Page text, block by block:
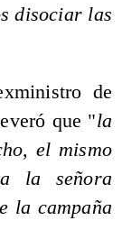
disociar las
de
que "la
el mismo
la señora
la campaña